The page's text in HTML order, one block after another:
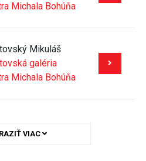
Michala Bohúňa
Mikuláš
galéria
Michala Bohúňa
VIAC